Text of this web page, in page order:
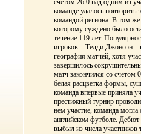
счетом 26:0 над одним из
команде удалось
командой региона. В том
которому суждено было
течение 119 лет.
игроков – Тедди Джонсон –
география матчей, хотя
завершилось
матч закончился со счетом
белая расцветка формы,
команда впервые приняла
престижный турнир
нем участие, команда могла
английском футболе.
выбыл из числа участников